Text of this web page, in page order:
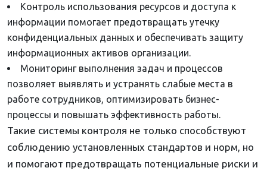
Контроль использования ресурсов и доступа к
информации помогает предотвращать утечку
конфиденциальных данных и обеспечивать защиту
информационных активов организации.
Мониторинг выполнения задач и процессов
позволяет выявлять и устранять слабые места в
работе сотрудников, оптимизировать бизнес-
процессы и повышать эффективность работы.
Такие системы контроля не только способствуют
соблюдению установленных стандартов и норм, но
и помогают предотвращать потенциальные риски и